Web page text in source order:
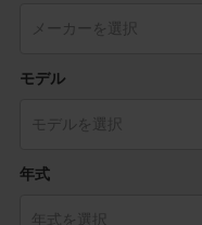
モデル
年式